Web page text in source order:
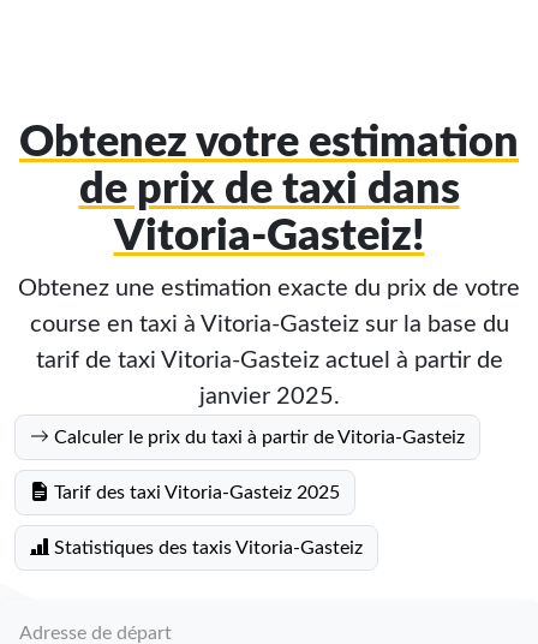
Obtenez votre estimation
de prix de taxi dans
Vitoria-Gasteiz!
Obtenez une estimation exacte du prix de votre
course en taxi à Vitoria-Gasteiz sur la base du
tarif de taxi Vitoria-Gasteiz actuel à partir de
janvier 2025.
Calculer le prix du taxi à partir de Vitoria-Gasteiz
Tarif des taxi Vitoria-Gasteiz 2025
Statistiques des taxis Vitoria-Gasteiz
Adresse de départ